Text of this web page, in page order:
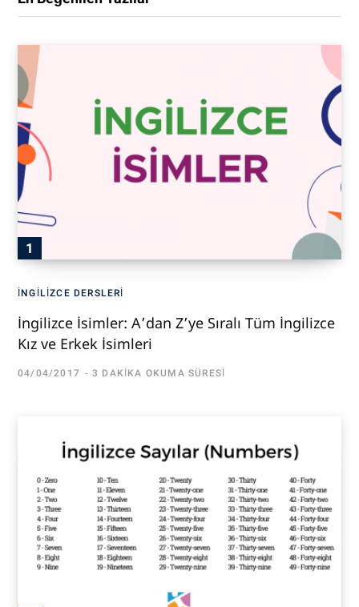
İNGILIZCE DERSLERI
İngilizce İsimler: A’dan Z’ye Sıralı Tüm İngilizce
Kız ve Erkek İsimleri
04/04/2017 3 DAKIKA OKUMA SÜRESI